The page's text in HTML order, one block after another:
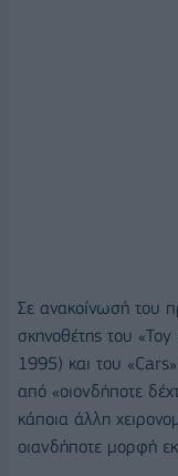
Σε ανακοίνωσή του
σκηνοθέτης του
1995) και του
από «οιονδήποτε
κάποια άλλη
οιανδήποτε μορφή